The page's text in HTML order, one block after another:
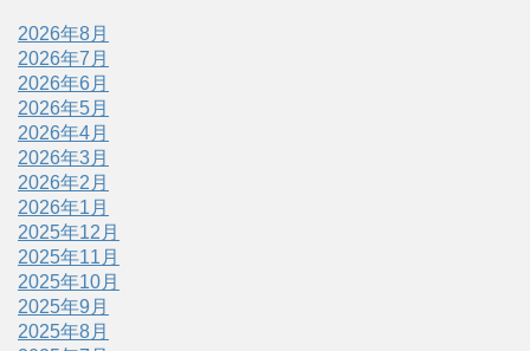
2026年8月
2026年7月
2026年6月
2026年5月
2026年4月
2026年3月
2026年2月
2026年1月
2025年12月
2025年11月
2025年10月
2025年9月
2025年8月